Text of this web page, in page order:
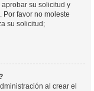
su solicitud y
favor no moleste
su solicitud;
al crear el